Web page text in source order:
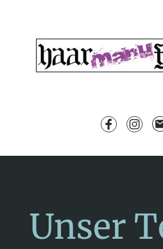
Unser